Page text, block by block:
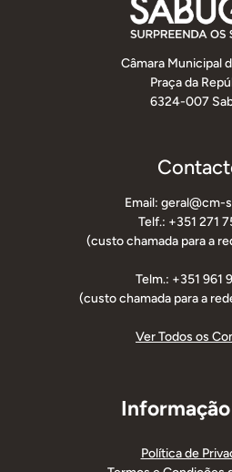
Câmara Municipal
Praça da
6324-007
Email: geral@cm-
Telf.: +351 271
(custo chamada para a
Telm.: +351 961
(custo chamada para a
Ver Todos os
Política de